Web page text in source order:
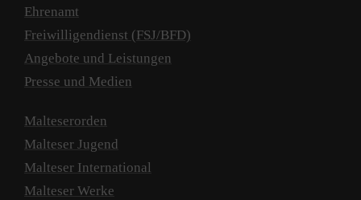
Ehrenamt
Freiwilligendienst (FSJ/BFD)
Angebote und Leistungen
Presse und Medien
Malteserorden
Malteser Jugend
Malteser International
Malteser Werke